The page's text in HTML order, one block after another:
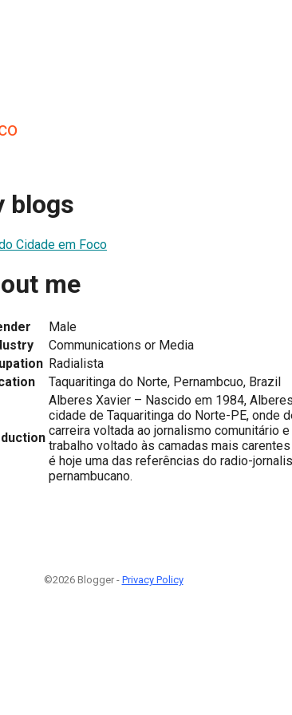
blogs
Cidade em Foco
me
Male
Communications or Media
Radialista
Taquaritinga do Norte, Pernambcuo, Brazil
Alberes Xavier – Nascido em 1984,
cidade de Taquaritinga do Norte-PE, onde
carreira voltada ao jornalismo comunitário
trabalho voltado às camadas mais
é hoje uma das referências do radio-
pernambucano.
©2026 Blogger - Privacy Policy